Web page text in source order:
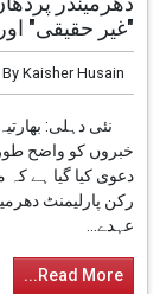
National
دھرمیندر
"غیر حقیقی"
ByKaisher Husain
نئی دہلی: بھارتیہ
خبروں کو واضح
رکن پارلیمنٹ